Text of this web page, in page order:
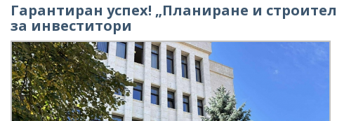
Гарантиран успех! „Планиране и
за инвеститори